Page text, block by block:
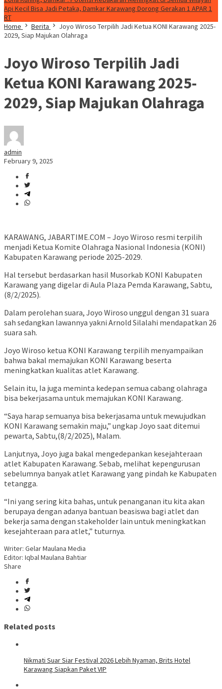
Api Kecil Bisa Jadi Petaka, Damkar Karawang Dorong Gerakan 1 APAR 1
RT
Home
Berita
Joyo Wiroso Terpilih Jadi Ketua KONI Karawang 2025-
2029, Siap Majukan Olahraga
Joyo Wiroso Terpilih Jadi
Ketua KONI Karawang 2025-
2029, Siap Majukan Olahraga
admin
February 9, 2025
KARAWANG, JABARTIME.COM – Joyo Wiroso resmi terpilih
menjadi Ketua Komite Olahraga Nasional Indonesia (KONI)
Kabupaten Karawang periode 2025-2029.
Hal tersebut berdasarkan hasil Musorkab KONI Kabupaten
Karawang yang digelar di Aula Plaza Pemda Karawang, Sabtu,
(8/2/2025).
Dalam perolehan suara, Joyo Wiroso unggul dengan 31 suara
sah sedangkan lawannya yakni Arnold Silalahi mendapatkan 26
suara sah.
Joyo Wiroso ketua KONI Karawang terpilih menyampaikan
bahwa bakal memajukan KONI Karawang beserta
meningkatkan kualitas atlet Karawang.
Selain itu, Ia juga meminta kedepan semua cabang olahraga
bisa bekerjasama untuk memajukan KONI Karawang.
“Saya harap semuanya bisa bekerjasama untuk mewujudkan
KONI Karawang semakin maju,” ungkap Joyo saat ditemui
pewarta, Sabtu,(8/2/2025), Malam.
Lanjutnya, Joyo juga bakal mengedepankan kesejahteraan
atlet Kabupaten Karawang. Sebab, melihat kepengurusan
sebelumnya banyak atlet Karawang yang pindah ke Kabupaten
tetangga.
“Ini yang sering kita bahas, untuk penanganan itu kita akan
berupaya dengan adanya bantuan beasiswa bagi atlet dan
bekerja sama dengan stakeholder lain untuk meningkatkan
kesejahteraan para atlet,” tuturnya.
Writer: Gelar Maulana Media
Editor: Iqbal Maulana Bahtiar
Share
Related posts
Nikmati Suar Siar Festival 2026 Lebih Nyaman, Brits Hotel
Karawang Siapkan Paket VIP